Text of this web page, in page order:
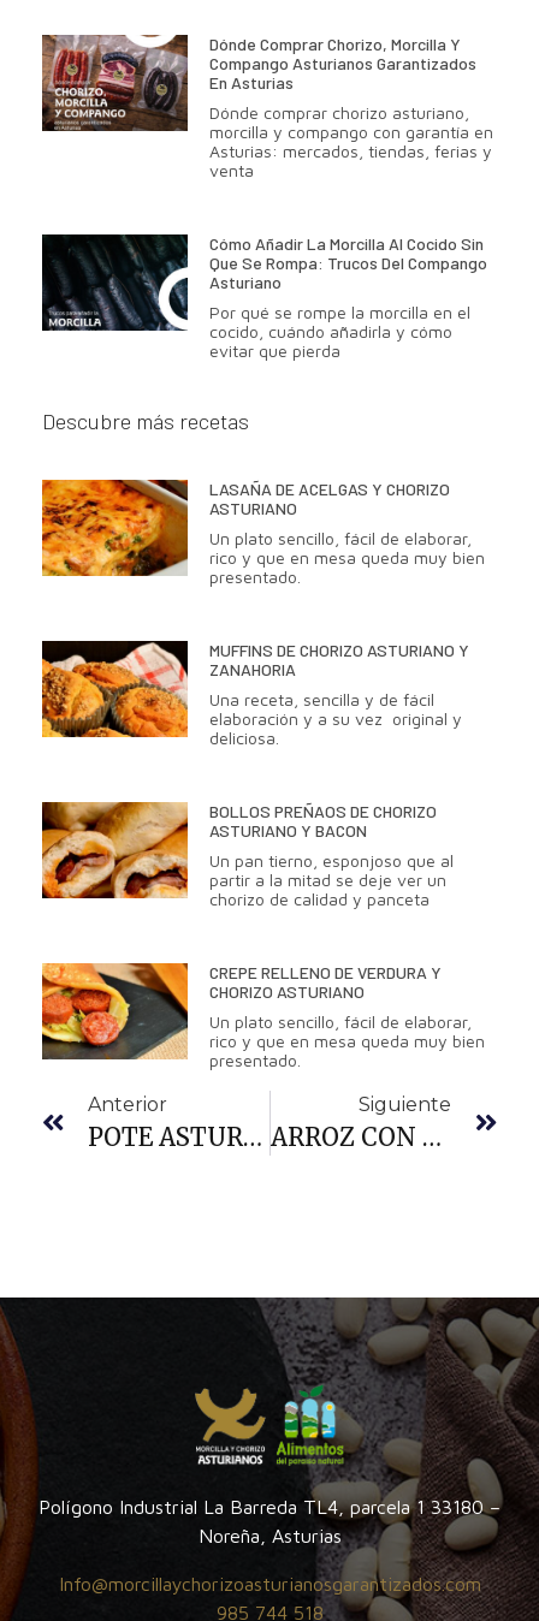
Dónde Comprar Chorizo, Morcilla Y
Compango Asturianos Garantizados
En Asturias
Dónde comprar chorizo asturiano,
morcilla y compango con garantía en
Asturias: mercados, tiendas, ferias y
venta
Cómo Añadir La Morcilla Al Cocido Sin
Que Se Rompa: Trucos Del Compango
Asturiano
Por qué se rompe la morcilla en el
cocido, cuándo añadirla y cómo
evitar que pierda
Descubre más recetas
LASAÑA DE ACELGAS Y CHORIZO
ASTURIANO
Un plato sencillo, fácil de elaborar,
rico y que en mesa queda muy bien
presentado.
MUFFINS DE CHORIZO ASTURIANO Y
ZANAHORIA
Una receta, sencilla y de fácil
elaboración y a su vez original y
deliciosa.
BOLLOS PREÑAOS DE CHORIZO
ASTURIANO Y BACON
Un pan tierno, esponjoso que al
partir a la mitad se deje ver un
chorizo de calidad y panceta
CREPE RELLENO DE VERDURA Y
CHORIZO ASTURIANO
Un plato sencillo, fácil de elaborar,
rico y que en mesa queda muy bien
presentado.
Anterior
POTE ASTURIANO
Siguiente
ARROZ CON CHORIZO ASTURIANO
Polígono Industrial La Barreda TL4, parcela 1 33180 –
Noreña, Asturias
Info@morcillaychorizoasturianosgarantizados.com
985 744 518